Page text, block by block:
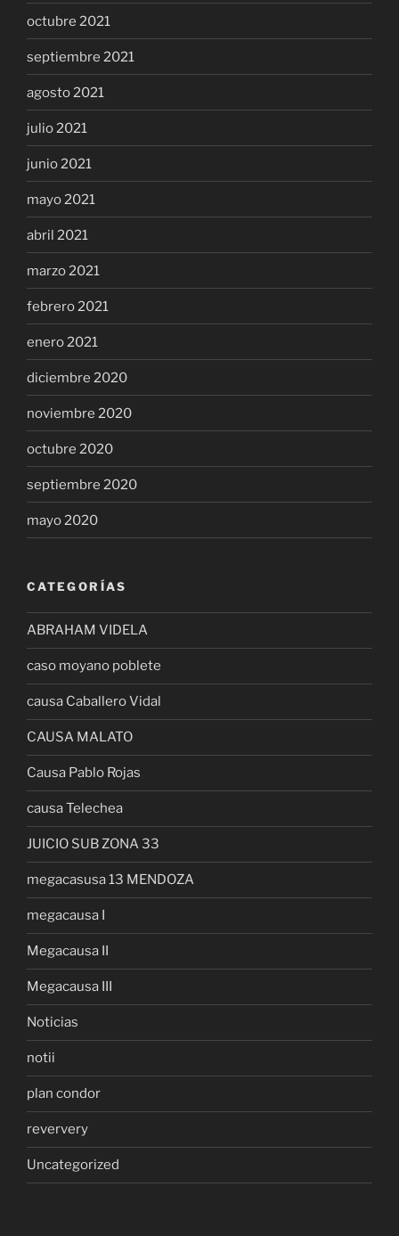
octubre 2021
septiembre 2021
agosto 2021
julio 2021
junio 2021
mayo 2021
abril 2021
marzo 2021
febrero 2021
enero 2021
diciembre 2020
noviembre 2020
octubre 2020
septiembre 2020
mayo 2020
CATEGORÍAS
ABRAHAM VIDELA
caso moyano poblete
causa Caballero Vidal
CAUSA MALATO
Causa Pablo Rojas
causa Telechea
JUICIO SUB ZONA 33
megacasusa 13 MENDOZA
megacausa I
Megacausa II
Megacausa III
Noticias
notii
plan condor
reververy
Uncategorized